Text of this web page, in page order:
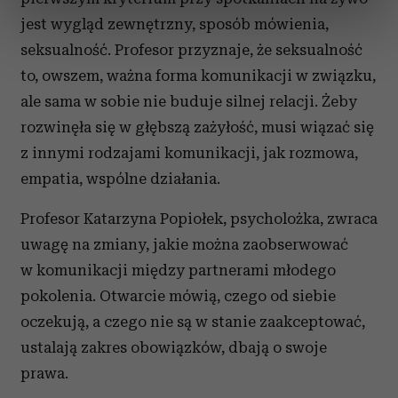
dane są przetwarzane oraz ustaw własne preferencje w
sekcji szczegółów. W Deklaracji plików cookie możesz
zmienić lub wycofać swoją zgodę w dowolnej chwili.
Wykorzystujemy pliki cookie do spersonalizowania treści
analizować ruch w naszej witrynie. Informacje o tym, jak
korzystasz z naszej witryny, udostępniamy partnerom
społecznościowym, reklamowym i analitycznym.
otrzymanymi od Ciebie lub uzyskanymi podczas
korzystania z ich usług.
jest wygląd zewnętrzny, sposób mówienia,
seksualność. Profesor przyznaje, że seksualność
to, owszem, ważna forma komunikacji w związku,
ale sama w sobie nie buduje silnej relacji. Żeby
rozwinęła się w głębszą zażyłość, musi wiązać się
z innymi rodzajami komunikacji, jak rozmowa,
empatia, wspólne działania.
Profesor Katarzyna Popiołek, psycholożka, zwraca
uwagę na zmiany, jakie można zaobserwować
w komunikacji między partnerami młodego
pokolenia. Otwarcie mówią, czego od siebie
oczekują, a czego nie są w stanie zaakceptować,
ustalają zakres obowiązków, dbają o swoje
prawa.